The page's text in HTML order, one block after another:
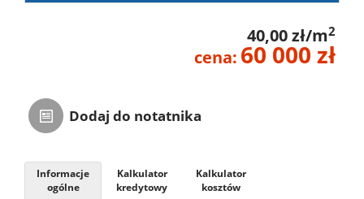
40,00 zł/m2
cena: 60 000 zł
Dodaj do notatnika
Informacje
ogólne
Kalkulator
kredytowy
Kalkulator
kosztów